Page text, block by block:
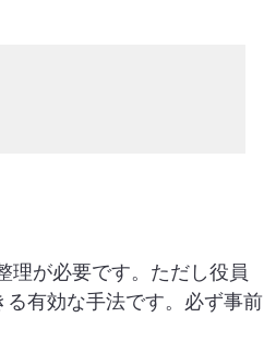
理が必要です。ただし役員
有効な手法です。必ず事前